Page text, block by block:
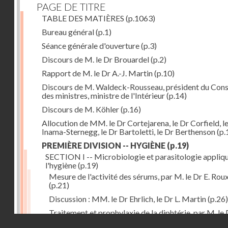
PAGE DE TITRE
TABLE DES MATIÈRES (p.1063)
Bureau général(p.1)
Séance générale d'ouverture(p.3)
Discours de M. le Dr Brouardel(p.2)
Rapport de M. le Dr A.-J. Martin(p.10)
Discours de M. Waldeck-Rousseau, président du
des ministres, ministre de l'Intérieur(p.14)
Discours de M. Köhler(p.16)
Allocution de MM. le Dr Cortejarena, le Dr Corfield,
Inama-Sternegg, le Dr Bartoletti, le Dr Berthenson
PREMIÈRE DIVISION -- HYGIÈNE (p.19)
SECTION I -- Microbiologie et parasitologie
l'hygiène(p.19)
Mesure de l'activité des sérums, par M. le Dr E.
(p.21)
Discussion : MM. le Dr Ehrlich, le Dr L. Martin(p.26)
Traitement et prophylaxie de la diphtérie, par M. le